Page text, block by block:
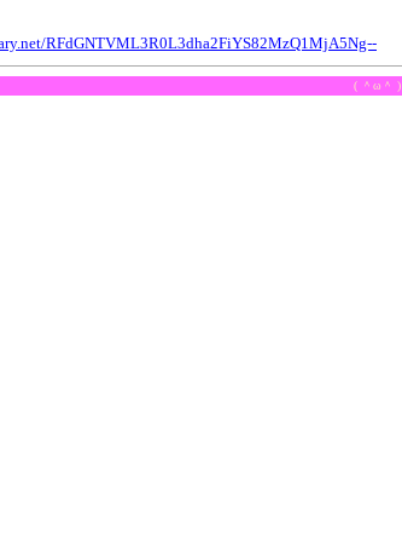
RFdGNTVML3R0L3dha2FiYS82MzQ1MjA5Ng--
( ＾ω＾ )